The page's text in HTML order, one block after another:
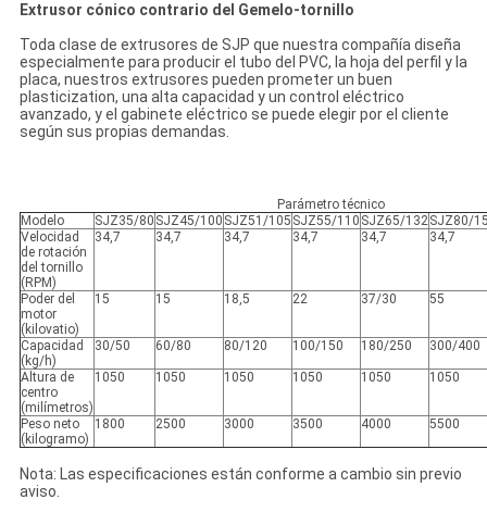
Extrusor cónico contrario del Gemelo-tornillo
Toda clase de extrusores de SJP que nuestra compañía diseña
especialmente para producir el tubo del PVC, la hoja del perfil y la
placa, nuestros extrusores pueden prometer un buen
plasticization, una alta capacidad y un control eléctrico
avanzado, y el gabinete eléctrico se puede elegir por el cliente
según sus propias demandas.
Parámetro técnico
Modelo
SJZ35/80 SJZ45/100 SJZ51/105 SJZ55/110 SJZ65/132SJZ80/
Velocidad
de rotación
del tornillo
(RPM)
34,7 34,7 34,7 34,7 34,7 34,7
Poder del
motor
(kilovatio)
15 15 18,5 22 37/30 55
Capacidad
(kg/h)
30/50 60/80 80/120 100/150 180/250 300/400
Altura de
centro
(milímetros)
1050 1050 1050 1050 1050 1050
Peso neto
(kilogramo)
1800 2500 3000 3500 4000 5500
Nota: Las especificaciones están conforme a cambio sin previo
aviso.